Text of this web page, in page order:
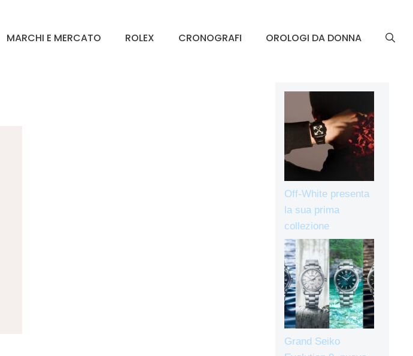
MARCHI E MERCATO ROLEX CRONOGRAFI OROLOGI DA DONNA
Off-White presenta
la sua prima
collezione
Grand Seiko